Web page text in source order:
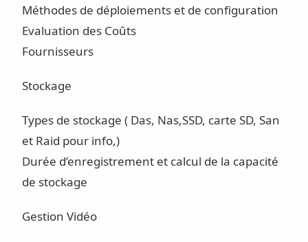
Méthodes de déploiements et de configuration
Evaluation des Coûts
Fournisseurs
Stockage
Types de stockage ( Das, Nas,SSD, carte SD, San
et Raid pour info,)
Durée d’enregistrement et calcul de la capacité
de stockage
Gestion Vidéo